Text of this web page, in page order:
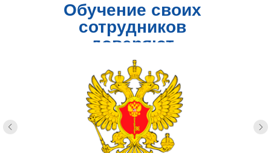
Обучение своих
сотрудников
доверяют